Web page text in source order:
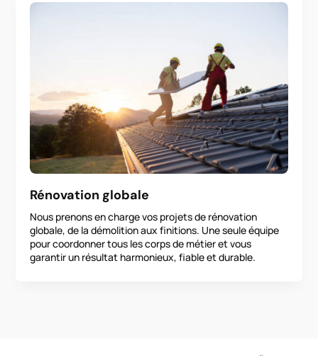
Rénovation globale
Nous prenons en charge vos projets de rénovation
globale, de la démolition aux finitions. Une seule équipe
pour coordonner tous les corps de métier et vous
garantir un résultat harmonieux, fiable et durable.